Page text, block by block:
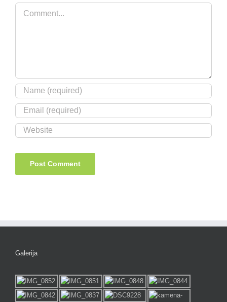
Comment
Galerija